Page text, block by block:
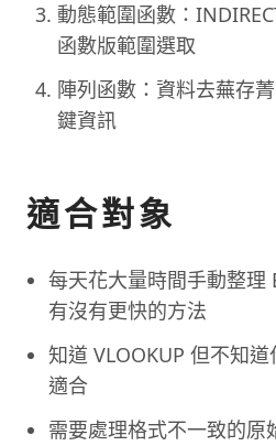
動態範圍函數：
函數版範圍選取
陣列函數：資料去蕪存
鍵資訊
適合對象
每天花大量時間手動整理
有沒有更快的方法
知道 VLOOKUP 但不知
適合
需要處理格式不一致的原